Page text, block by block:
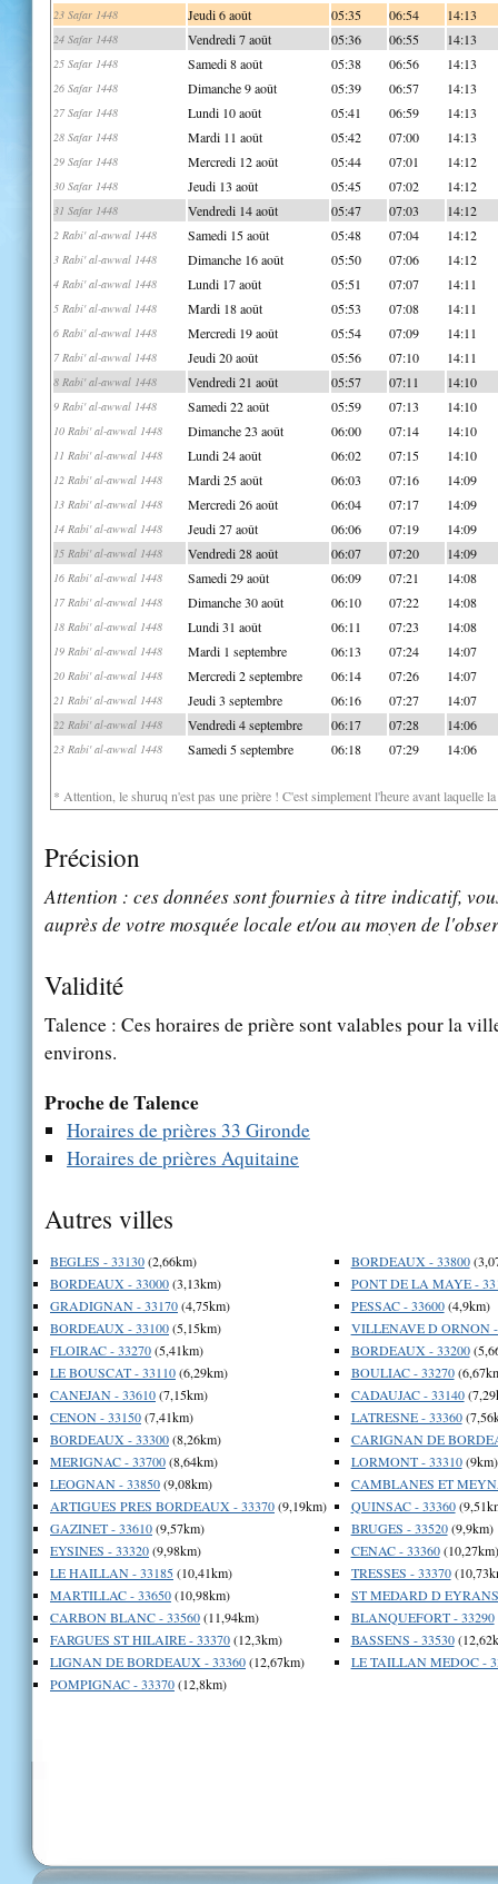
23 Safar 1448 Jeudi 6 août 05:35 06:54 14:13
24 Safar 1448 Vendredi 7 août 05:36 06:55 14:13
25 Safar 1448 Samedi 8 août 05:38 06:56 14:13
26 Safar 1448 Dimanche 9 août 05:39 06:57 14:13
27 Safar 1448 Lundi 10 août 05:41 06:59 14:13
28 Safar 1448 Mardi 11 août 05:42 07:00 14:13
29 Safar 1448 Mercredi 12 août 05:44 07:01 14:12
30 Safar 1448 Jeudi 13 août 05:45 07:02 14:12
31 Safar 1448 Vendredi 14 août 05:47 07:03 14:12
2 Rabi' al-awwal 1448 Samedi 15 août 05:48 07:04 14:12
3 Rabi' al-awwal 1448 Dimanche 16 août 05:50 07:06 14:12
4 Rabi' al-awwal 1448 Lundi 17 août 05:51 07:07 14:11
5 Rabi' al-awwal 1448 Mardi 18 août 05:53 07:08 14:11
6 Rabi' al-awwal 1448 Mercredi 19 août 05:54 07:09 14:11
7 Rabi' al-awwal 1448 Jeudi 20 août 05:56 07:10 14:11
8 Rabi' al-awwal 1448 Vendredi 21 août 05:57 07:11 14:10
9 Rabi' al-awwal 1448 Samedi 22 août 05:59 07:13 14:10
10 Rabi' al-awwal 1448 Dimanche 23 août 06:00 07:14 14:10
11 Rabi' al-awwal 1448 Lundi 24 août 06:02 07:15 14:10
12 Rabi' al-awwal 1448 Mardi 25 août 06:03 07:16 14:09
13 Rabi' al-awwal 1448 Mercredi 26 août 06:04 07:17 14:09
14 Rabi' al-awwal 1448 Jeudi 27 août 06:06 07:19 14:09
15 Rabi' al-awwal 1448 Vendredi 28 août 06:07 07:20 14:09
16 Rabi' al-awwal 1448 Samedi 29 août 06:09 07:21 14:08
17 Rabi' al-awwal 1448 Dimanche 30 août 06:10 07:22 14:08
18 Rabi' al-awwal 1448 Lundi 31 août 06:11 07:23 14:08
19 Rabi' al-awwal 1448 Mardi 1 septembre 06:13 07:24 14:07
20 Rabi' al-awwal 1448 Mercredi 2 septembre 06:14 07:26 14:07
21 Rabi' al-awwal 1448 Jeudi 3 septembre 06:16 07:27 14:07
22 Rabi' al-awwal 1448 Vendredi 4 septembre 06:17 07:28 14:06
23 Rabi' al-awwal 1448 Samedi 5 septembre 06:18 07:29 14:06
* Attention, le shuruq n'est pas une prière ! C'est simplement l'heure avant laquelle
Précision
Attention : ces données sont fournies à titre indicatif,
auprès de votre mosquée locale et/ou au moyen de
Validité
Talence : Ces horaires de prière sont valables pour la
environs.
Proche de Talence
Horaires de prières 33 Gironde
Horaires de prières Aquitaine
Autres villes
BEGLES - 33130(2,66km)
BORDEAUX - 33000(3,13km)
GRADIGNAN - 33170(4,75km)
BORDEAUX - 33100(5,15km)
FLOIRAC - 33270(5,41km)
LE BOUSCAT - 33110(6,29km)
CANEJAN - 33610(7,15km)
CENON - 33150(7,41km)
BORDEAUX - 33300(8,26km)
MERIGNAC - 33700(8,64km)
LEOGNAN - 33850(9,08km)
ARTIGUES PRES BORDEAUX - 33370(9,19km)
GAZINET - 33610(9,57km)
EYSINES - 33320(9,98km)
LE HAILLAN - 33185(10,41km)
MARTILLAC - 33650(10,98km)
CARBON BLANC - 33560(11,94km)
FARGUES ST HILAIRE - 33370(12,3km)
LIGNAN DE BORDEAUX - 33360(12,67km)
POMPIGNAC - 33370(12,8km)
BORDEAUX - 33800
PONT DE LA MAYE -
PESSAC - 33600(4,9km)
VILLENAVE D ORNON -
BORDEAUX - 33200
BOULIAC - 33270
CADAUJAC - 33140
LATRESNE - 33360
CARIGNAN DE
LORMONT - 33310(9km)
CAMBLANES ET
QUINSAC - 33360
BRUGES - 33520(9,9km)
CENAC - 33360(10,27km)
TRESSES - 33370
ST MEDARD D
BLANQUEFORT - 33290
BASSENS - 33530
LE TAILLAN MEDOC -